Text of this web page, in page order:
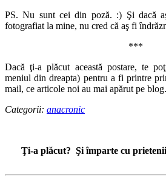
PS. Nu sunt cei din poză. :) Şi dacă
fotografiat la mine, nu cred că aş fi
***
Dacă ţi-a plăcut această postare, te
meniul din dreapta) pentru a fi printre
mail, ce articole noi au mai apărut pe blog.
Categorii: anacronic
Ţi-a plăcut? Şi împarte cu